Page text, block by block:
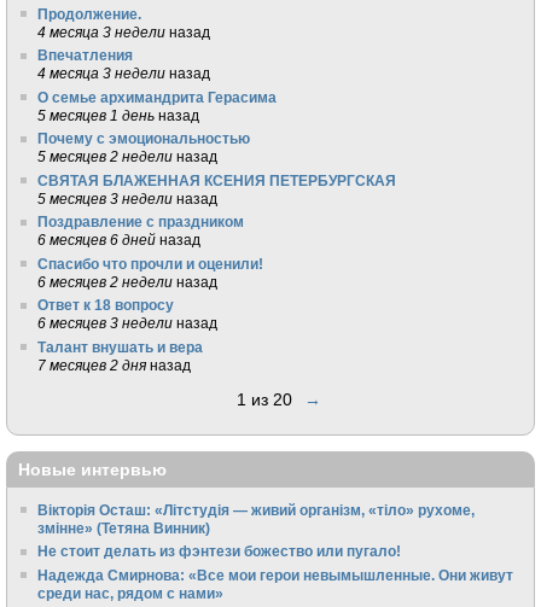
Продолжение.
4 месяца 3 недели назад
Впечатления
4 месяца 3 недели назад
О семье архимандрита Герасима
5 месяцев 1 день назад
Почему с эмоциональностью
5 месяцев 2 недели назад
СВЯТАЯ БЛАЖЕННАЯ КСЕНИЯ ПЕТЕРБУРГСКАЯ
5 месяцев 3 недели назад
Поздравление с праздником
6 месяцев 6 дней назад
Спасибо что прочли и оценили!
6 месяцев 2 недели назад
Ответ к 18 вопросу
6 месяцев 3 недели назад
Талант внушать и вера
7 месяцев 2 дня назад
1 из 20 →
Новые интервью
Вікторія Осташ: «Літстудія — живий організм, «тіло» рухоме,
змінне» (Тетяна Винник)
Не стоит делать из фэнтези божество или пугало!
Надежда Смирнова: «Все мои герои невымышленные. Они живут
среди нас, рядом с нами»